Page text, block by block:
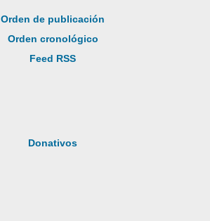
Orden de publicación
Orden cronológico
Feed RSS
Donativos